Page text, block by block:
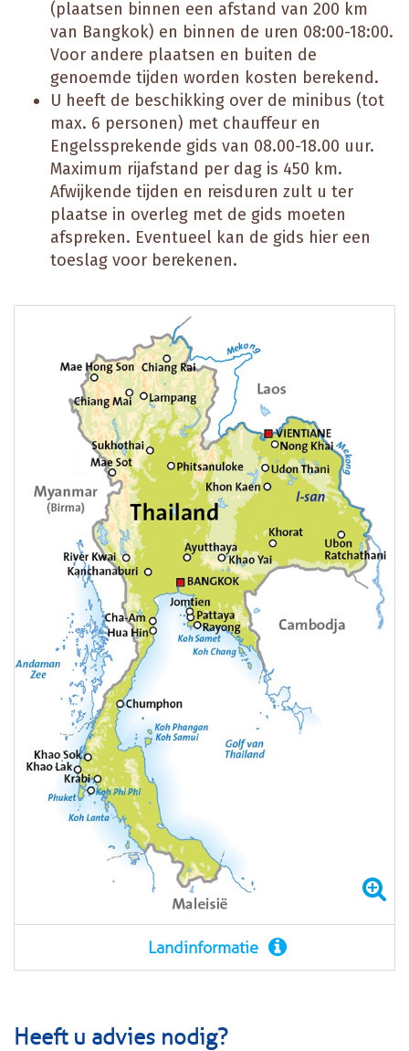
(plaatsen binnen een afstand van 200 km
van Bangkok) en binnen de uren 08:00-18:00.
Voor andere plaatsen en buiten de
genoemde tijden worden kosten berekend.
U heeft de beschikking over de minibus (tot
max. 6 personen) met chauffeur en
Engelssprekende gids van 08.00-18.00 uur.
Maximum rijafstand per dag is 450 km.
Afwijkende tijden en reisduren zult u ter
plaatse in overleg met de gids moeten
afspreken. Eventueel kan de gids hier een
toeslag voor berekenen.
Landinformatie
Heeft u advies nodig?